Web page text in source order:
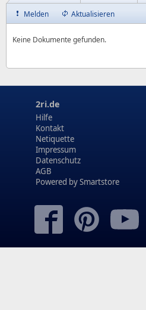
Melden
Aktualisieren
Keine Dokumente gefunden.
2ri.de
Hilfe
Kontakt
Netiquette
Impressum
Datenschutz
AGB
Powered bySmartstore